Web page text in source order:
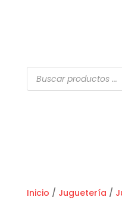
Búsqueda
de
productos
Inicio / Juguetería /